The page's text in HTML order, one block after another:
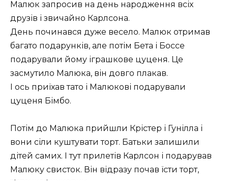
Малюк запросив на день народження всіх
друзів і звичайно Карлсона.
День починався дуже весело. Малюк отримав
багато подарунків, але потім Бета і Боссе
подарували йому іграшкове цуценя. Це
засмутило Малюка, він довго плакав.
І ось приїхав тато і Малюкові подарували
цуценя Бімбо.
Потім до Малюка прийшли Крістер і Гунілла і
вони сіли куштувати торт. Батьки залишили
дітей самих. І тут прилетів Карлсон і подарував
Малюку свисток. Він відразу почав їсти торт,